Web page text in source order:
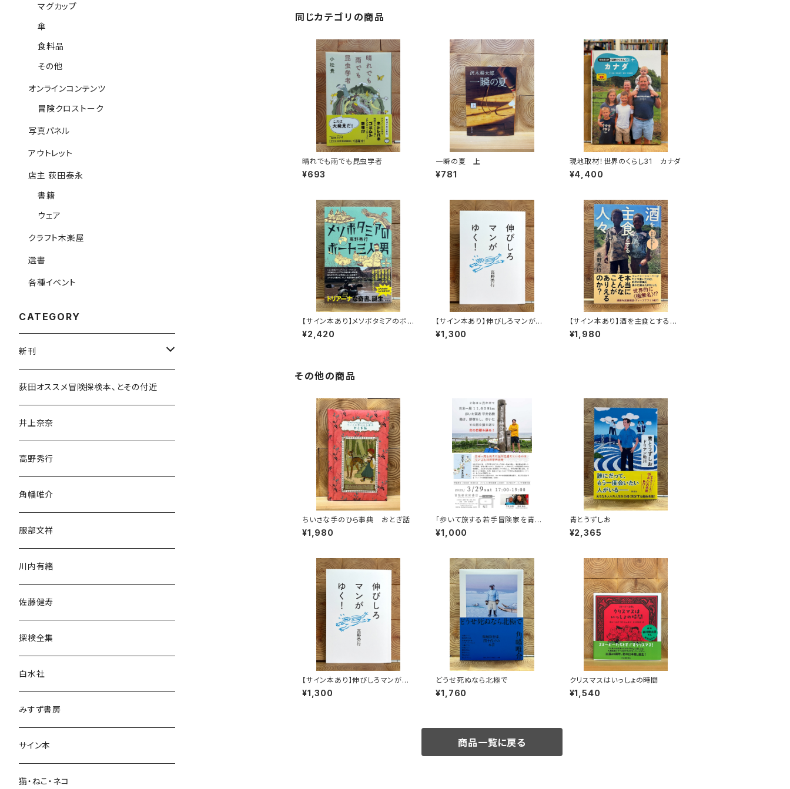
同じカテゴリの商品
晴れでも雨でも昆虫学者
¥693
一瞬の夏 上
¥781
現地取材！世界のくらし31 カナダ
¥4,400
【サイン本あり】メソポタミアのボ
ート三人男
¥2,420
【サイン本あり】伸びしろマンがゆ
く！
¥1,300
【サイン本あり】酒を主食とする
人々 エチオピアの科学的秘境を
旅する
¥1,980
その他の商品
ちいさな手のひら事典 おとぎ話
¥1,980
「歩いて旅する若手冒険家を青田
買い！平井佑樹 × 荻田泰永」録画
視聴権
¥1,000
青とうずしお
¥2,365
【サイン本あり】伸びしろマンがゆ
く！
¥1,300
どうせ死ぬなら北極で
¥1,760
クリスマスはいっしょの時間
¥1,540
商品一覧に戻る
マグカップ
傘
食料品
その他
オンラインコンテンツ
冒険クロストーク
写真パネル
アウトレット
店主 荻田泰永
書籍
ウェア
クラフト木楽屋
選書
各種イベント
CATEGORY
新刊
和書
文学・小説・物語
随筆・ノンフィクション・その他
民族・風習
言語・ことば
荻田オススメ冒険探検本、とその付近
井上奈奈
高野秀行
角幡唯介
服部文祥
川内有緒
佐藤健寿
探検全集
白水社
みすず書房
サイン本
猫・ねこ・ネコ